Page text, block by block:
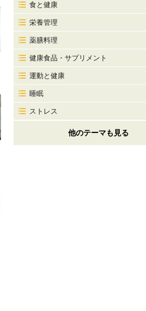
食と健康
栄養管理
薬膳料理
健康食品・サプリメント
運動と健康
睡眠
ストレス
他のテーマも見る